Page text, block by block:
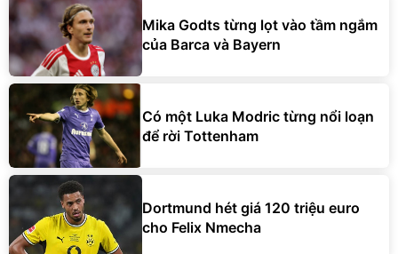
Mika Godts từng lọt vào tầm ngắm
của Barca và Bayern
Có một Luka Modric từng nổi loạn
để rời Tottenham
Dortmund hét giá 120 triệu euro
cho Felix Nmecha